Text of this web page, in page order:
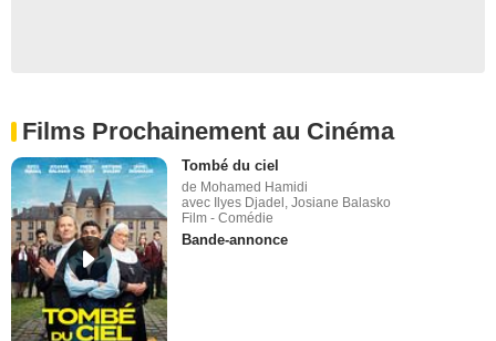
Films Prochainement au Cinéma
Tombé du ciel
de Mohamed Hamidi
avec Ilyes Djadel, Josiane Balasko
Film - Comédie
Bande-annonce